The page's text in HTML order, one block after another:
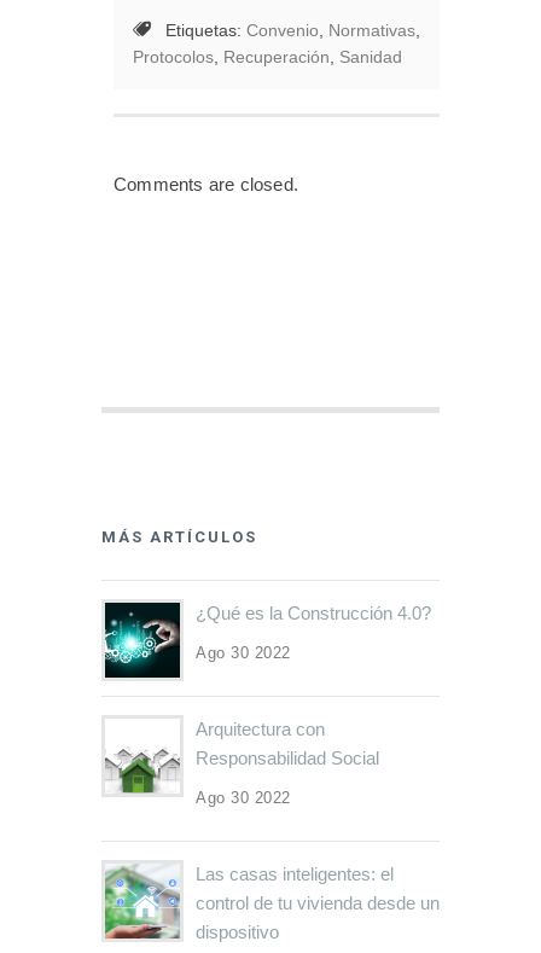
Etiquetas: Convenio Normativas
Protocolos Recuperación Sanidad
Comments are closed.
MÁS ARTÍCULOS
¿Qué es la Construcción 4.0?
Ago 30 2022
Arquitectura con
Responsabilidad Social
Ago 30 2022
Las casas inteligentes: el
control de tu vivienda desde un
dispositivo